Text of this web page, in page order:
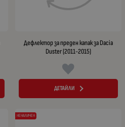
Дефлектор за преден капак за Dacia
Duster (2011-2015)
ДЕТАЙЛИ
НЕНАЛИЧЕН